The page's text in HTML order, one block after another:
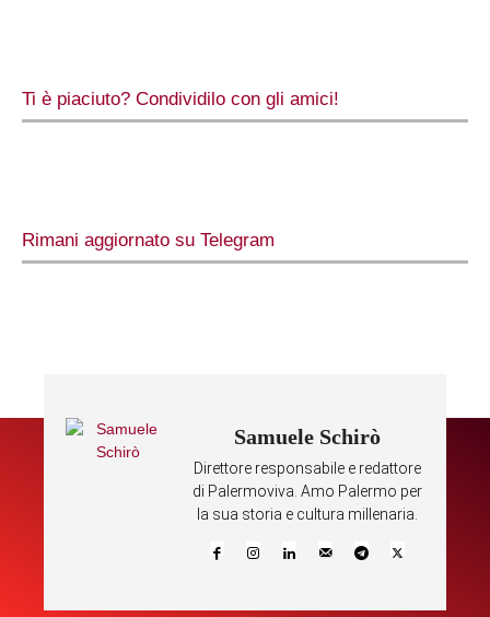
Ti è piaciuto? Condividilo con gli amici!
Rimani aggiornato su Telegram
Samuele Schirò
Direttore responsabile e redattore
di Palermoviva. Amo Palermo per
la sua storia e cultura millenaria.